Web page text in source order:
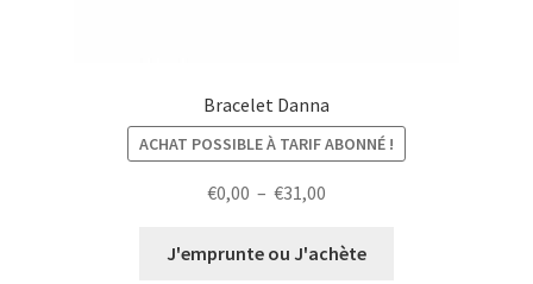
Bracelet Danna
ACHAT POSSIBLE À TARIF ABONNÉ !
€0,00 – €31,00
prix :
J'emprunte ou J'achète